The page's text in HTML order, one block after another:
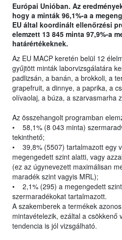
Európai Unióban. Az
hogy a minták 96,1%-a a
EU által koordinált ellenőrzési
elemzett 13 845 minta 97,9%-a
határértékeknek.
Az EU MACP keretén belül 12
gyűjtött minták laborvizsgálatára
padlizsán, a banán, a brokkoli, a
grapefruit, a dinnye, a paprika, a
olívaolaj, a búza, a szarvasmarha
Az összehangolt programban
• 58,1% (8 043 minta)
tekinthető;
• 39,8% (5507) tartalmazott egy
megengedett szint alatti, vagy
(ez az úgynevezett maximálisan
maradék szint vagyis MRL);
• 2,1% (295) a megengedett
szermaradékokat tartalmazott.
A szakemberek a termékek
mintavételezik, ezáltal a csökkenő
tendencia is jól vizsgálható.